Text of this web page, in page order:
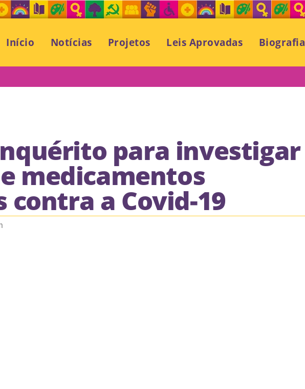
Início Notícias Projetos Leis Aprovadas Biografia
para investigar
medicamentos
contra a Covid-19